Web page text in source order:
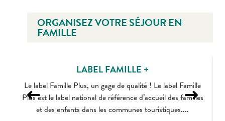
ORGANISEZ VOTRE SÉJOUR EN
FAMILLE
LABEL FAMILLE +
Le label Famille Plus, un gage de qualité ! Le label Famille
Plus est le label national de référence d’accueil des familles
et des enfants dans les communes touristiques....